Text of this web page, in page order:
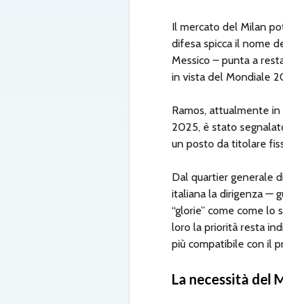
Il mercato del Milan
difesa spicca il nome
Messico – punta a
in vista del Mondiale
Ramos, attualmente
2025, è stato
un posto da titolare
Dal quartier generale
italiana la dirigenza —
“glorie” come come lo
loro la priorità resta
più compatibile con il
La necessità del